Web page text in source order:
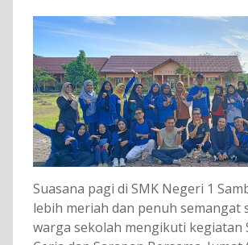
Suasana pagi di SMK Negeri 1
lebih meriah dan penuh semangat
warga sekolah mengikuti kegiatan